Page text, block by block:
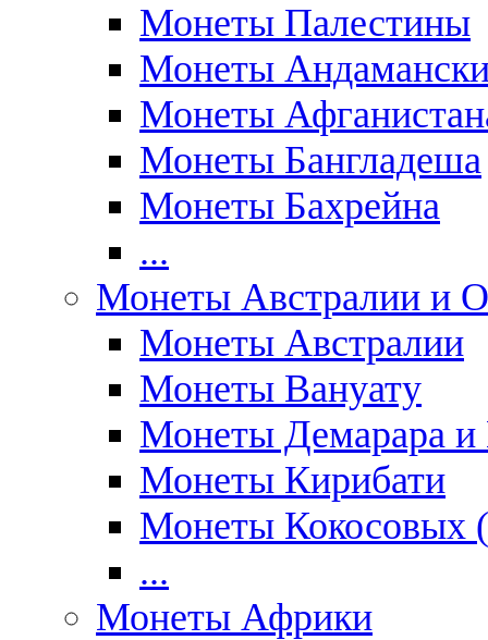
Монеты Палестины
Монеты
Монеты
Монеты Бангладеша
Монеты Бахрейна
...
Монеты Австралии и
Монеты Австралии
Монеты Вануату
Монеты Демарара и
Монеты Кирибати
Монеты Кокосовых
...
Монеты Африки